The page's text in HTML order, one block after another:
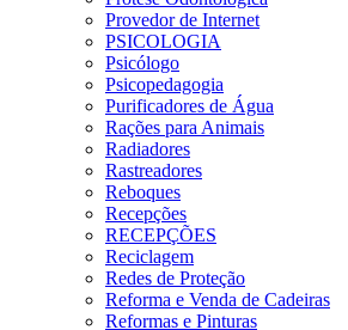
Provedor de Internet
PSICOLOGIA
Psicólogo
Psicopedagogia
Purificadores de Água
Rações para Animais
Radiadores
Rastreadores
Reboques
Recepções
RECEPÇÕES
Reciclagem
Redes de Proteção
Reforma e Venda de Cadeiras
Reformas e Pinturas